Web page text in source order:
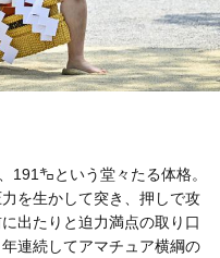
㌔という堂々たる体格。
を生かして突き、押しで攻
出たりと迫力満点の取り口
連続してアマチュア横綱の